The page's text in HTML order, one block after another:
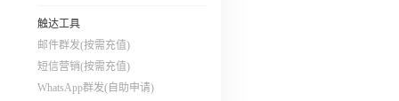
触达工具
邮件群发(按需充值)
短信营销(按需充值)
WhatsApp群发(自助申请)